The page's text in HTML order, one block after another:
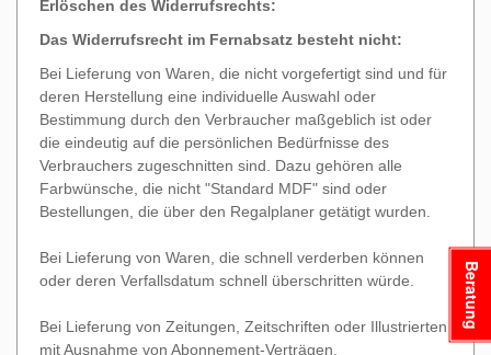
Erlöschen des Widerrufsrechts:
Das Widerrufsrecht im Fernabsatz besteht nicht:
Bei Lieferung von Waren, die nicht vorgefertigt sind und für
deren Herstellung eine individuelle Auswahl oder
Bestimmung durch den Verbraucher maßgeblich ist oder
die eindeutig auf die persönlichen Bedürfnisse des
Verbrauchers zugeschnitten sind. Dazu gehören alle
Farbwünsche, die nicht "Standard MDF" sind oder
Bestellungen, die über den Regalplaner getätigt wurden.
Bei Lieferung von Waren, die schnell verderben können
oder deren Verfallsdatum schnell überschritten würde.
Bei Lieferung von Zeitungen, Zeitschriften oder Illustrierten
mit Ausnahme von Abonnement-Verträgen.
Beratung